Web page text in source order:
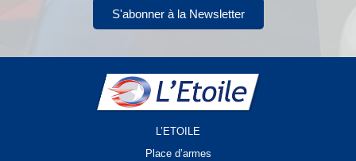
S'abonner à la Newsletter
L’ETOILE
Place d’armes